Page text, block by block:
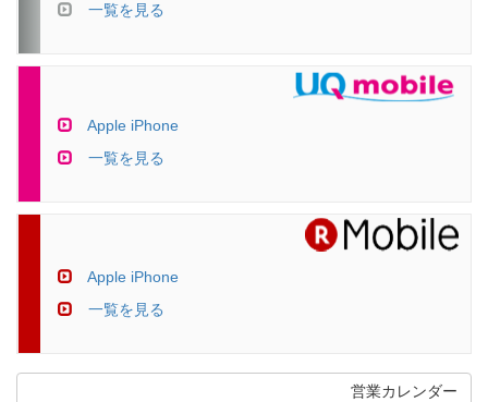
一覧を見る
Apple iPhone
一覧を見る
Apple iPhone
一覧を見る
営業カレンダー